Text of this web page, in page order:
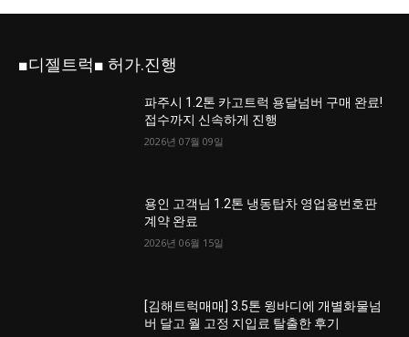
■디젤트럭■ 허가.진행
파주시 1.2톤 카고트럭 용달넘버 구매 완료!
접수까지 신속하게 진행
2026년 07월 09일
용인 고객님 1.2톤 냉동탑차 영업용번호판
계약 완료
2026년 06월 15일
[김해트럭매매] 3.5톤 윙바디에 개별화물넘
버 달고 월 고정 지입료 탈출한 후기